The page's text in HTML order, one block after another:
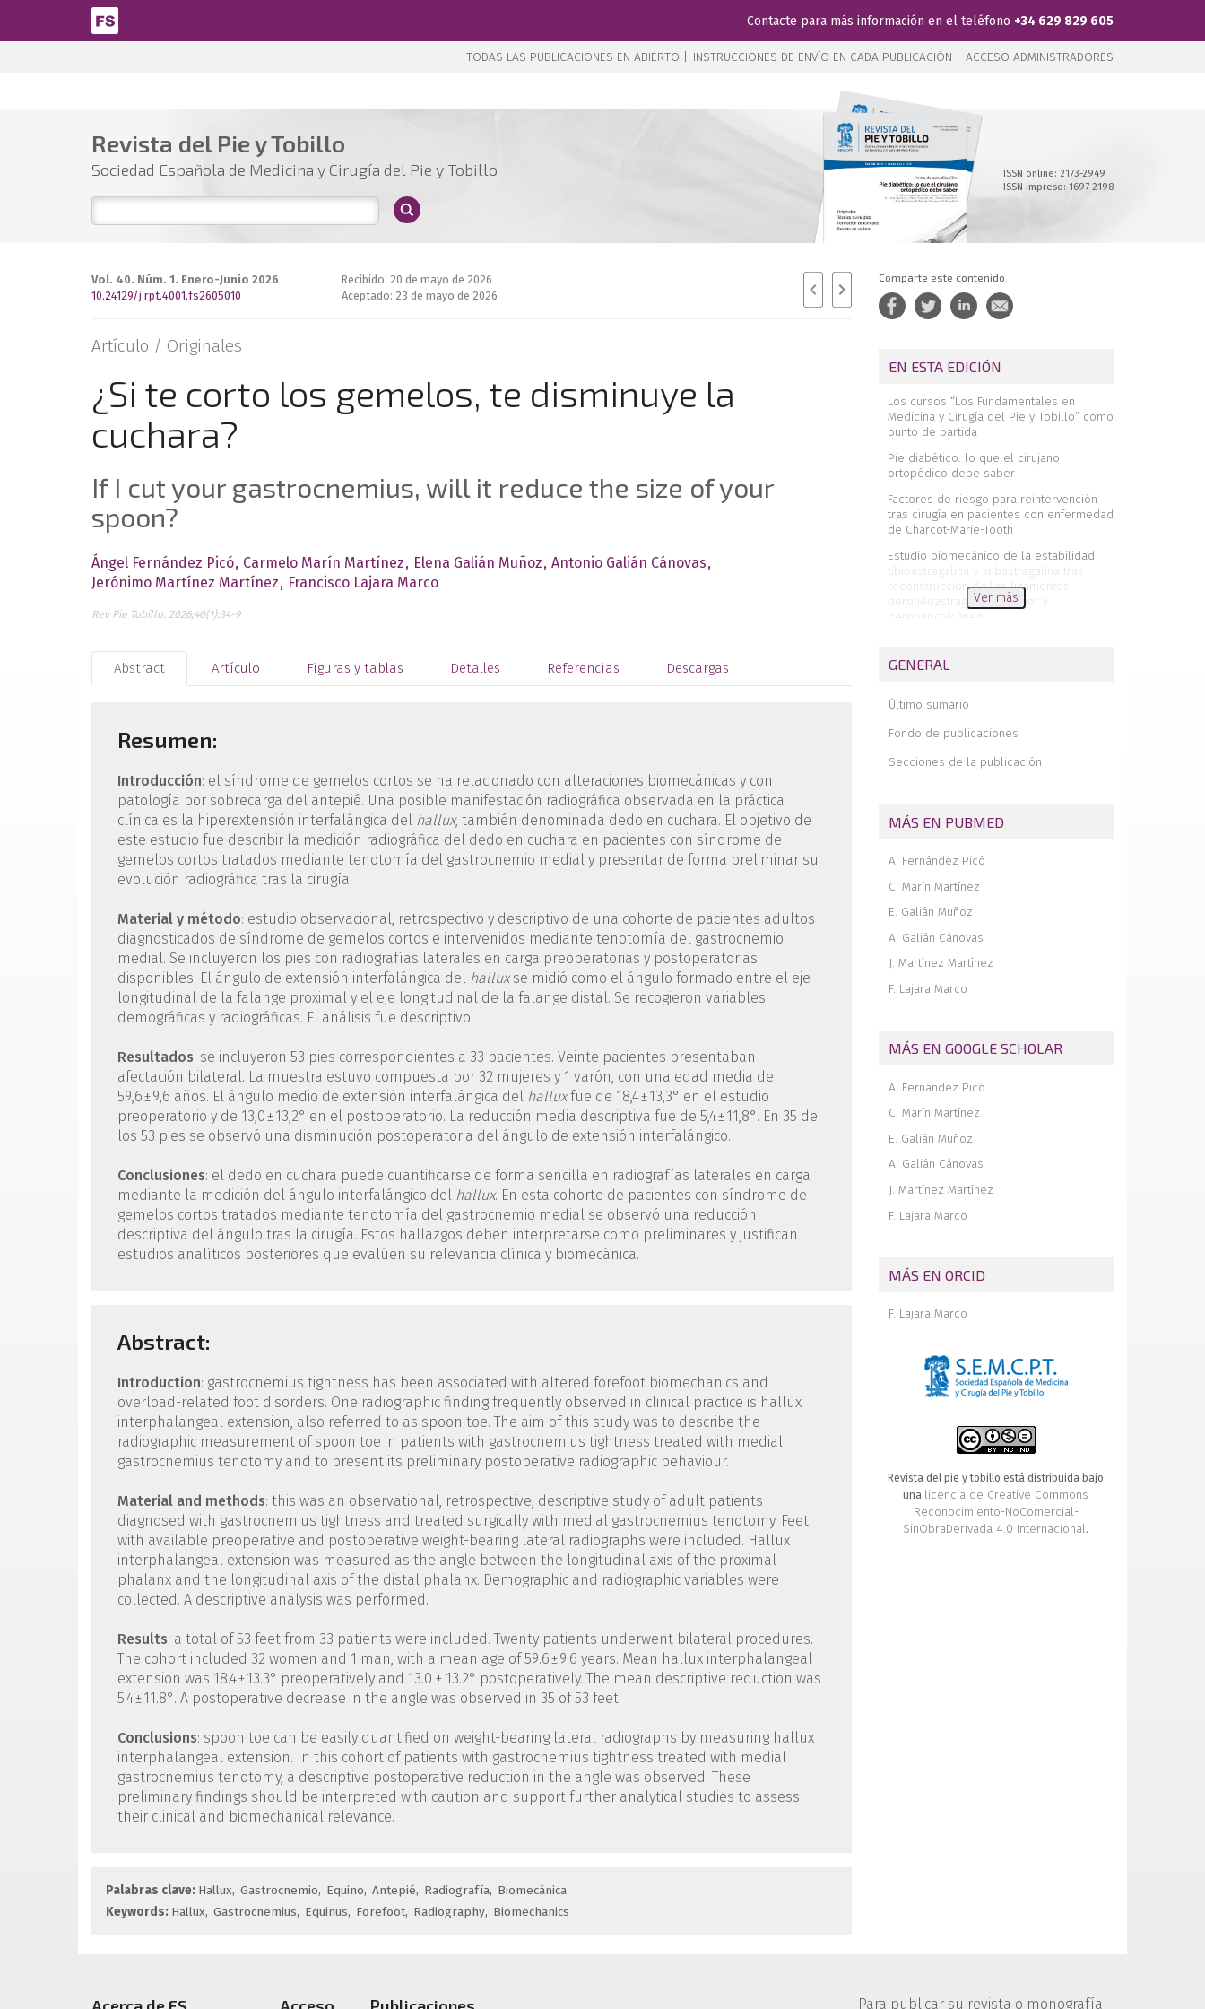
Pasar al contenido principal
Contacte para más información en el teléfono +34 629 829 605
TODAS LAS PUBLICACIONES EN ABIERTO | INSTRUCCIONES DE ENVÍO EN CADA PUBLICACIÓN | ACCESO ADMINISTRADORES
Revista del Pie y Tobillo
Sociedad Española de Medicina y Cirugía del Pie y Tobillo
ISSN online: 2173-2949
ISSN impreso: 1697-2198
Vol. 40. Núm. 1. Enero-Junio 2026
10.24129/j.rpt.4001.fs2605010
Recibido: 20 de mayo de 2026
Aceptado: 23 de mayo de 2026
Artículo / Originales
¿Si te corto los gemelos, te disminuye la
cuchara?
If I cut your gastrocnemius, will it reduce the size of your
spoon?
Ángel Fernández Picó Carmelo Marín Martínez Elena Galián Muñoz Antonio Galián Cánovas
Jerónimo Martínez Martínez
Francisco Lajara Marco
Rev Pie Tobillo. 2026;40(1):34-9
Abstract Artículo Figuras y tablas Detalles Referencias Descargas
Resumen:
Introducción: el síndrome de gemelos cortos se ha relacionado con alteraciones biomecánicas y con
patología por sobrecarga del antepié. Una posible manifestación radiográfica observada en la práctica
clínica es la hiper­extensión interfalángica del hallux, también denominada dedo en cuchara. El objetivo de
este estudio fue describir la medición radiográfica del dedo en cuchara en pacientes con síndrome de
gemelos cortos tratados mediante tenotomía del gastrocnemio medial y presentar de forma preliminar su
evolución radiográfica tras la cirugía.
Material y método: estudio observacional, retrospectivo y descriptivo de una cohorte de pacientes adultos
diagnosticados de síndrome de gemelos cortos e intervenidos mediante tenotomía del gastrocnemio
medial. Se incluyeron los pies con radiografías laterales en carga preoperatorias y postoperatorias
disponibles. El ángulo de extensión interfalángica del halluxse midió como el ángulo formado entre el eje
longitudinal de la falange proximal y el eje longitudinal de la falange distal. Se recogieron variables
demográficas y radiográficas. El análisis fue descriptivo.
Resultados: se incluyeron 53 pies correspondientes a 33 pacientes. Veinte pacientes presentaban
afectación bilateral. La muestra estuvo compuesta por 32 mujeres y 1 varón, con una edad media de
59,6 ± 9,6 años. El ángulo medio de extensión interfalángica del halluxfue de 18,4 ± 13,3° en el estudio
preoperatorio y de 13,0 ± 13,2° en el postoperatorio. La reducción media descriptiva fue de 5,4 ± 11,8°. En 35 de
los 53 pies se observó una disminución postoperatoria del ángulo de extensión interfalángico.
Conclusiones: el dedo en cuchara puede cuantificarse de forma sencilla en radiografías laterales en carga
mediante la medición del ángulo interfalángico del hallux. En esta cohorte de pacientes con síndrome de
gemelos cortos tratados mediante tenotomía del gastrocnemio medial se observó una reducción
descriptiva del ángulo tras la cirugía. Estos hallazgos deben interpretarse como preliminares y justifican
estudios analíticos posteriores que evalúen su relevancia clínica y biomecánica.
Abstract:
Introduction: gastrocnemius tightness has been associated with altered forefoot biomechanics and
overload-related foot disorders. One radiographic finding frequently observed in clinical practice is hallux
interphalangeal extension, also referred to as spoon toe. The aim of this study was to describe the
radiographic measurement of spoon toe in patients with gastrocnemius tightness treated with medial
gastrocnemius tenotomy and to present its preliminary postoperative radiographic behaviour.
Material and methods: this was an observational, retrospective, descriptive study of adult patients
diagnosed with gastrocnemius tightness and treated surgically with medial gastrocnemius tenotomy. Feet
with available preoperative and postoperative weight-bearing lateral radiographs were included. Hallux
interphalangeal extension was measured as the angle between the longitudinal axis of the proximal
phalanx and the longitudinal axis of the distal phalanx. Demographic and radiographic variables were
collected. A descriptive analysis was performed.
Results: a total of 53 feet from 33 patients were included. Twenty patients underwent bilateral procedures.
The cohort included 32 women and 1 man, with a mean age of 59.6 ± 9.6 years. Mean hallux interphalangeal
extension was 18.4 ± 13.3° preoperatively and 13.0 ± 13.2° postoperatively. The mean descriptive reduction was
5.4 ± 11.8°. A postoperative decrease in the angle was observed in 35 of 53 feet.
Conclusions: spoon toe can be easily quantified on weight-bearing lateral radiographs by measuring hallux
interphalangeal extension. In this cohort of patients with gastrocnemius tightness treated with medial
gastrocnemius tenotomy, a descriptive postoperative reduction in the angle was observed. These
preliminary findings should be interpreted with caution and support further analytical studies to assess
their clinical and biomechanical relevance.
Palabras clave: Hallux Gastrocnemio Equino Antepié Radiografía Biomecánica
Keywords: Hallux Gastrocnemius Equinus Forefoot Radiography Biomechanics
Comparte este contenido
EN ESTA EDICIÓN
Los cursos “Los Fundamentales en
Medicina y Cirugía del Pie y Tobillo” como
punto de partida
Pie diabético: lo que el cirujano
ortopédico debe saber
Factores de riesgo para reintervención
tras cirugía en pacientes con enfermedad
de Charcot-Marie-Tooth
Estudio biomecánico de la estabilidad
tibioastragalina y subastragalina tras
reconstrucción de los ligamentos
peroneoastragalino anterior y
disminuye la cuchara?
artroscopia de tobillo: análisis
(2014-2023)
Fijación libre de metal de la osteotomía
de Akin mediante sutura transósea
Memoria de la Beca Paragon de estancia
corta en el extranjero 2025. Estancia
Hospital de Chicago
Revista de revistas
Ver más
GENERAL
Último sumario
Fondo de publicaciones
Secciones de la publicación
MÁS EN PUBMED
A. Fernández Picó
C. Marín Martínez
E. Galián Muñoz
A. Galián Cánovas
J. Martínez Martínez
F. Lajara Marco
MÁS EN GOOGLE SCHOLAR
A. Fernández Picó
C. Marín Martínez
E. Galián Muñoz
A. Galián Cánovas
J. Martínez Martínez
F. Lajara Marco
MÁS EN ORCID
F. Lajara Marco
Revista del pie y tobillo está distribuida bajo
una licencia de Creative Commons
Reconocimiento-NoComercial-
SinObraDerivada 4.0 Internacional.
Para publicar su revista o monografía